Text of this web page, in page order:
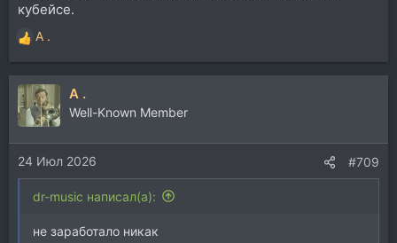
кубейсе.
Р
е
а
к
ц
и
и
:
A .
A .
Well-Known Member
24 Июл 2026 #709
dr-music написал(а):
не заработало никак